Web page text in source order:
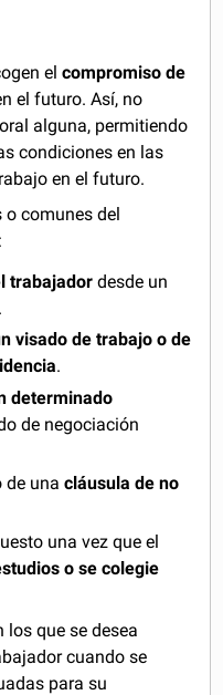
elcompromiso de
el futuro. Así, no
alguna, permitiendo
condiciones en las
en el futuro.
o comunes del
trabajador desde un
visado de trabajo o de
.
determinado
de negociación
de unacláusula de no
una vez que el
o se colegie
los que se desea
cuando se
para su